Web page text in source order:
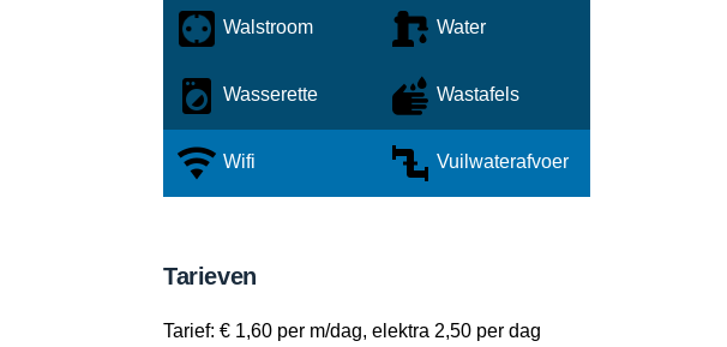
Walstroom Water
Wasserette Wastafels
Wifi Vuilwaterafvoer
Tarieven
Tarief: € 1,60 per m/dag, elektra 2,50 per dag